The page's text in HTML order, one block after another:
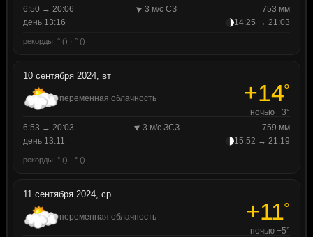
6:50 → 20:06
3 м/с СЗ
753 мм
день 13:16
14:25 → 21:03
рекорды: ° () · ° ()
10 сентября 2024, вт
переменная облачность +14°
ночью +3°
6:53 → 20:03
3 м/с ЗСЗ
759 мм
день 13:11
15:52 → 21:19
рекорды: ° () · ° ()
11 сентября 2024, ср
переменная облачность +11°
ночью +5°